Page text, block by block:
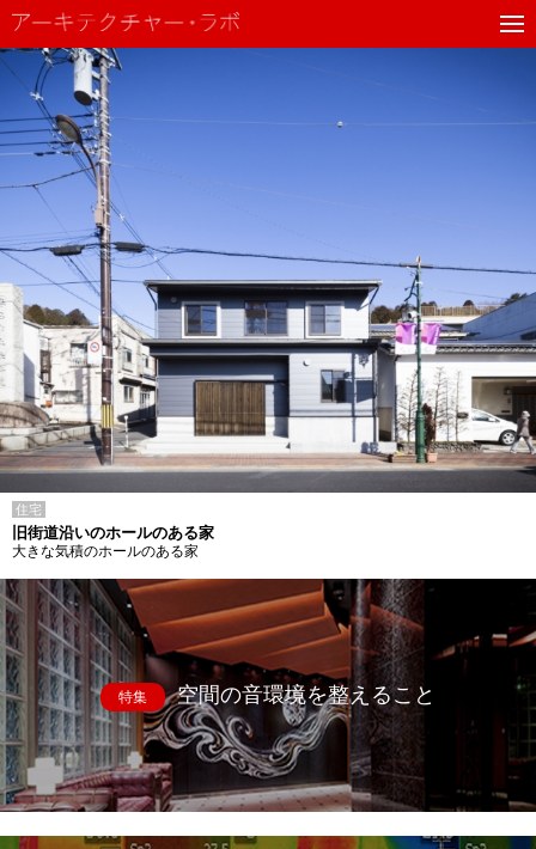
住宅
旧街道沿いのホールのある家
大きな気積のホールのある家
特集 空間の音環境を整えること